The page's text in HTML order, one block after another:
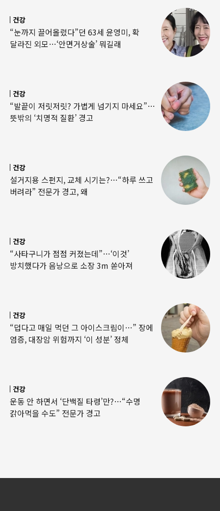
건강
“눈까지 끌어올렸다”던 63세 윤영미, 확
달라진 외모…‘안면거상술’ 뭐길래
건강
“발끝이 저릿저릿? 가볍게 넘기지 마세요”…
뜻밖의 ‘치명적 질환’ 경고
건강
설거지용 스펀지, 교체 시기는?…“하루 쓰고
버려라” 전문가 경고, 왜
건강
“사타구니가 점점 커졌는데”…‘이것’
방치했다가 음낭으로 소장 3m 쏟아져
건강
“덥다고 매일 먹던 그 아이스크림이…” 장에
염증, 대장암 위험까지 ‘이 성분’ 정체
건강
운동 안 하면서 ‘단백질 타령’만?…“수명
갉아먹을 수도” 전문가 경고